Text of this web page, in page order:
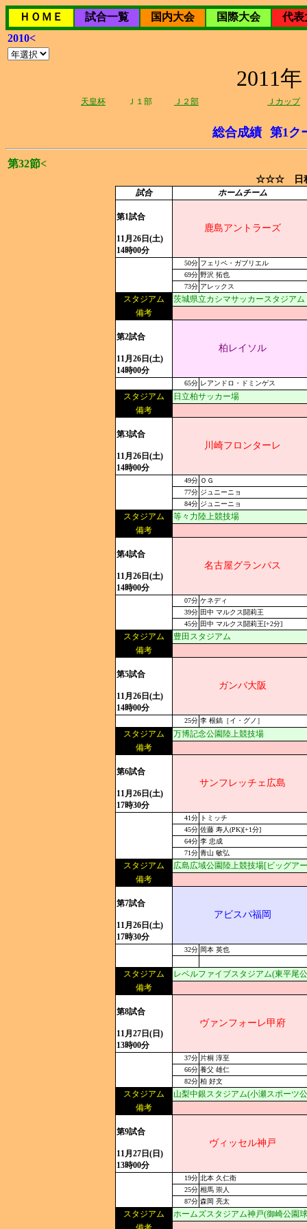
ＨＯＭＥ 試合一覧 国内大会 国際大会
代表
2010<
2011
天皇杯 Ｊ１部 Ｊ２部 Ｊカップ
総合成績 第1ク
第32節<
☆☆☆ 日
試合 ホームチーム
第1試合
11月26日(土)
14時00分
鹿島アントラーズ
50分 フェリペ・ガブリエル
69分 野沢 拓也
73分 アレックス
スタジアム
茨城県立カシマサッカースタジアム
備考
第2試合
11月26日(土)
14時00分
柏レイソル
65分 レアンドロ・ドミンゲス
スタジアム
日立柏サッカー場
備考
第3試合
11月26日(土)
14時00分
川崎フロンターレ
49分 ＯＧ
77分 ジュニーニョ
84分 ジュニーニョ
スタジアム
等々力陸上競技場
備考
第4試合
11月26日(土)
14時00分
名古屋グランパス
07分 ケネディ
39分 田中 マルクス闘莉王
45分 田中 マルクス闘莉王[+2分]
スタジアム
豊田スタジアム
備考
第5試合
11月26日(土)
14時00分
ガンバ大阪
25分 李 根鎬［イ・グノ］
スタジアム
万博記念公園陸上競技場
備考
第6試合
11月26日(土)
17時30分
サンフレッチェ広島
41分 トミッチ
45分 佐藤 寿人(PK)[+1分]
64分 李 忠成
71分 青山 敏弘
スタジアム
広島広域公園陸上競技場[ビッグア
備考
第7試合
11月26日(土)
17時30分
アビスパ福岡
32分 岡本 英也
スタジアム
レベルファイブスタジアム(東平尾
備考
第8試合
11月27日(日)
13時00分
ヴァンフォーレ甲府
37分 片桐 淳至
66分 養父 雄仁
82分 柏 好文
スタジアム
山梨中銀スタジアム(小瀬スポーツ
備考
第9試合
11月27日(日)
13時00分
ヴィッセル神戸
19分 北本 久仁衛
25分 相馬 崇人
87分 森岡 亮太
スタジアム
ホームズスタジアム神戸(御崎公園